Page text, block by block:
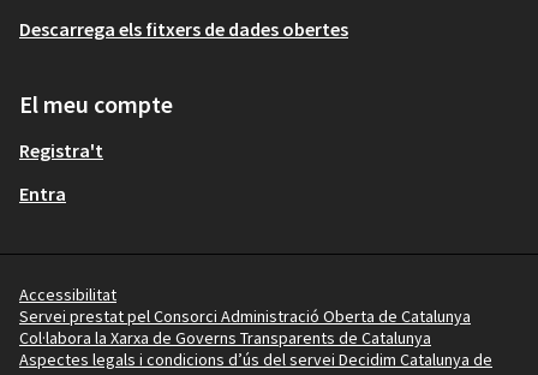
Descarrega els fitxers de dades obertes
El meu compte
Registra't
Entra
Accessibilitat
Servei prestat pel Consorci Administració Oberta de Catalunya
Col·labora la Xarxa de Governs Transparents de Catalunya
Aspectes legals i condicions d’ús del servei Decidim Catalunya de